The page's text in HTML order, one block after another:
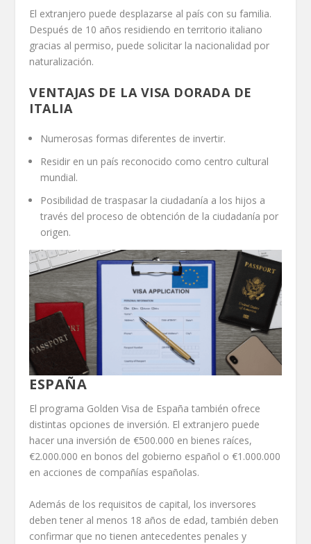
El extranjero puede desplazarse al país con su familia.
Después de 10 años residiendo en territorio italiano
gracias al permiso, puede solicitar la nacionalidad por
naturalización.
VENTAJAS DE LA VISA DORADA DE
ITALIA
Numerosas formas diferentes de invertir.
Residir en un país reconocido como centro cultural
mundial.
Posibilidad de traspasar la ciudadanía a los hijos a
través del proceso de obtención de la ciudadanía por
origen.
ESPAÑA
El programa Golden Visa de España también ofrece
distintas opciones de inversión. El extranjero puede
hacer una inversión de €500.000 en bienes raíces,
€2.000.000 en bonos del gobierno español o €1.000.000
en acciones de compañías españolas.
Además de los requisitos de capital, los inversores
deben tener al menos 18 años de edad, también deben
confirmar que no tienen antecedentes penales y